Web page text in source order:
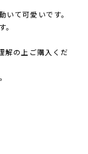
て可愛いです。
解の上ご購入くだ